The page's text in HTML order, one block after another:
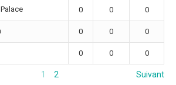
0 0 0
0 0 0
0 0 0
1 2 Suivant